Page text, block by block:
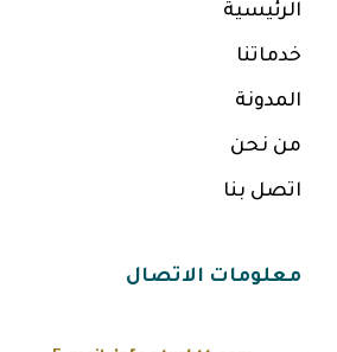
الرئيسية
خدماتنا
المدونة
من نحن
اتصل بنا
معلومات الاتصال